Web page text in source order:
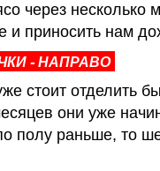
через несколько
и приносить нам
- НАПРАВО
стоит отделить
они уже
полу раньше, то